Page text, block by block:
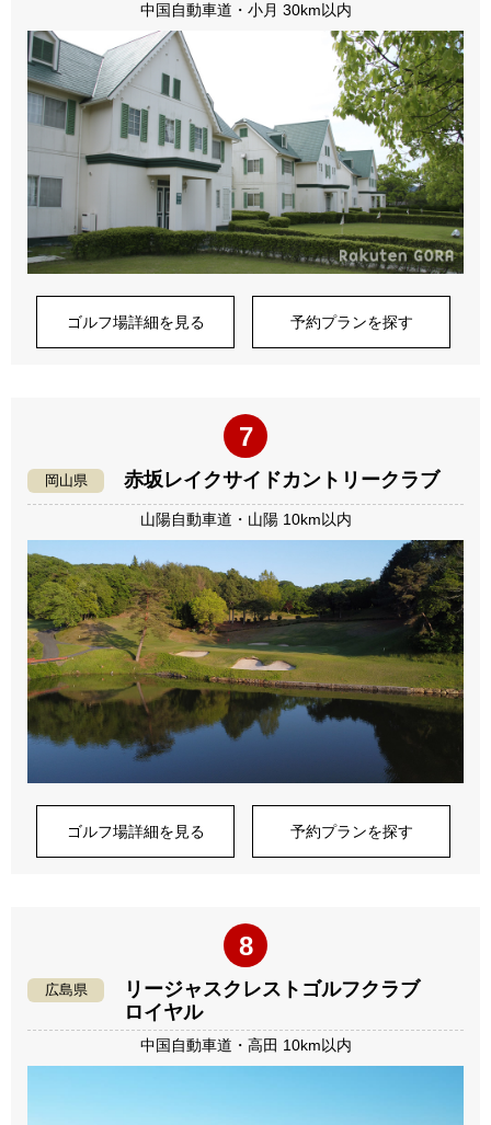
中国自動車道・小月 30km以内
ゴルフ場詳細を見る 予約プランを探す
7
岡山県 赤坂レイクサイドカントリークラブ
山陽自動車道・山陽 10km以内
ゴルフ場詳細を見る 予約プランを探す
8
広島県
リージャスクレストゴルフクラブ
ロイヤル
中国自動車道・高田 10km以内